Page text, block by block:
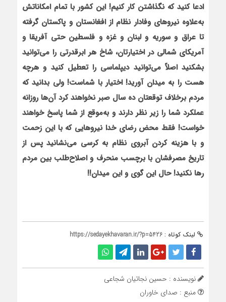
ادعا کنید که نگذاشتن کار کنیم! این کشور با تمام امکاناتش
به‌علاوه نیروهای وفادار نظام از افغانستان و پاکستان گرفته
تا عراق و سوریه و لبنان و غزه و فلسطین حتی آفریقا و
آمریکای شمالی در اختیارتان، شاخ هر ابرقدرتی را می‌توانید
بشکنید اصلاً می‌توانید دیپلماسی را تعطیل کنید و هرچه
هست را به میدان آورید! اختیار با شماست! ولی بدانید که
مردم برخلاف توقع‏تان ده سال صبر نخواهند کرد آن‌ها روزانه
عملکرد شما را زیر نظر دارند و به‌موقع از شما پاسخ خواهند
خواست! فقط محض رضای خدا نیروهایی که با این زحمت
و با هزینه کردن آبروی نظام به کرسی می‌نشانید پس از
تاریخ مصرف‏شان با برچسب منحرف و اصلاح‌طلب بین مردم
رها نکنید! حال این گوی و این میدان!!
لینک کوتاه : https://sedayekhavaran.ir/?p=5426
نویسنده : حسین نجاتیان شجاعی
منبع : صدای خاوران